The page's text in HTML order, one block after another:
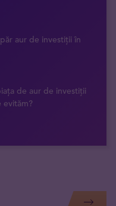
aur de investiții în
de aur de investiții
evităm?